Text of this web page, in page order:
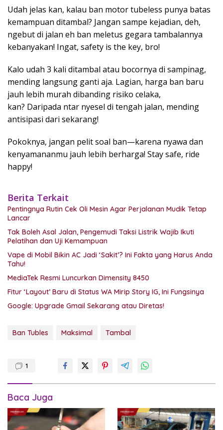
Udah jelas kan, kalau ban motor tubeless punya batas
kemampuan ditambal? Jangan sampe kejadian, deh,
ngebut di jalan eh ban meletus gegara tambalannya
kebanyakan! Ingat, safety is the key, bro!
Kalo udah 3 kali ditambal atau bocornya di sampinag,
mending langsung ganti aja. Lagian, harga ban baru
jauh lebih murah dibanding risiko celaka,
kan? Daripada ntar nyesel di tengah jalan, mending
antisipasi dari sekarang!
Pokoknya, jangan pelit soal ban—karena nyawa dan
kenyamananmu jauh lebih berharga! Stay safe, ride
happy!
Berita Terkait
Pentingnya Rutin Cek Oli Mesin Agar Perjalanan Mudik Tetap
Lancar
Tak Boleh Asal Jalan, Pengemudi Taksi Listrik Wajib Ikuti
Pelatihan dan Uji Kemampuan
Vape di Mobil Bikin AC Jadi ‘Sakit’? Ini Fakta yang Harus Anda
Tahu!
MediaTek Resmi Luncurkan Dimensity 8450
Fitur ‘Layout’ Baru di Status WA Mirip Story IG, Ini Fungsinya
Google: Upgrade Gmail Sekarang atau Diretas!
Ban Tubles Maksimal Tambal
1
Baca Juga